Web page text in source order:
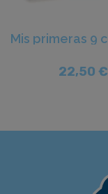
22,50 €